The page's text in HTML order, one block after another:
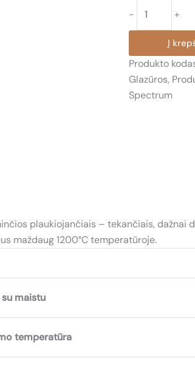
-
kiekis:
MĖLYNA
(FLOATING
BLUE)
+
Į
Produkto
Glazūros,
Spectrum
plaukiojančiais – tekančiais,
maždaug 1200°C temperatūroje.
maistu
temperatūra